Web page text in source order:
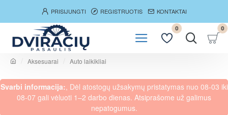
PRISIJUNGTI REGISTRUOTIS KONTAKTAI
0 0
o
m
Aksesuarai Auto laikikliai
Svarbi informacija:, Dėl atostogų užsakymų pristatymas nuo 08-03 iki
08-07 gali vėluoti 1–2 darbo dienas. Atsiprašome už galimus
nepatogumus.